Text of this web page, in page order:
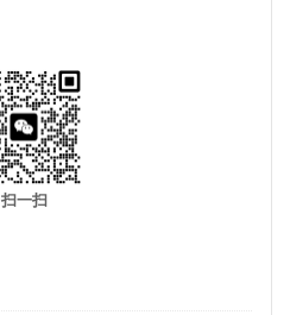
扫一扫